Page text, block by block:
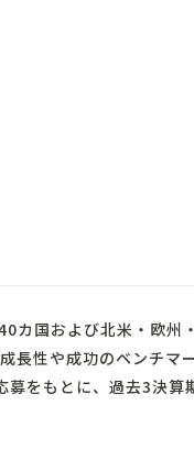
カ国および北米・欧州
長性や成功のベンチマ
をもとに、過去3決算